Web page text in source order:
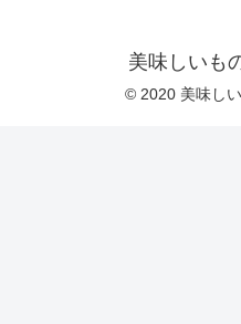
美味しいも
© 2020 美味し